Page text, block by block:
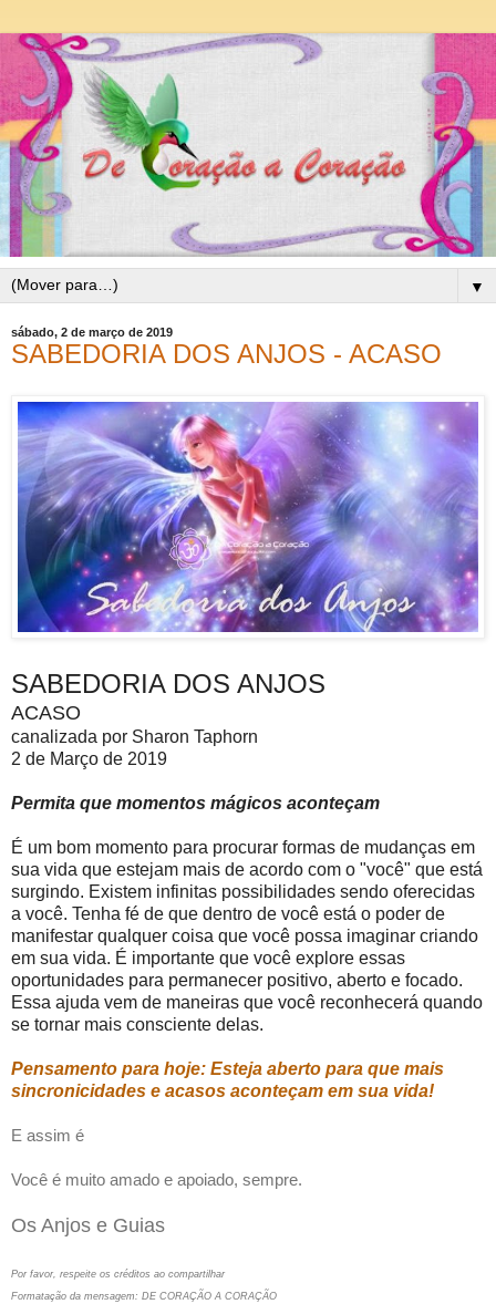
▼
sábado, 2 de março de 2019
SABEDORIA DOS ANJOS - ACASO
SABEDORIA DOS ANJOS
ACASO
canalizada por Sharon Taphorn
2 de Março de 2019
Permita que momentos mágicos aconteçam
É um bom momento para procurar formas de mudanças em
sua vida que estejam mais de acordo com o "você" que está
surgindo. Existem infinitas possibilidades sendo oferecidas
a você. Tenha fé de que dentro de você está o poder de
manifestar qualquer coisa que você possa imaginar criando
em sua vida. É importante que você explore essas
oportunidades para permanecer positivo, aberto e focado.
Essa ajuda vem de maneiras que você reconhecerá quando
se tornar mais consciente delas.
Pensamento para hoje: Esteja aberto para que mais
sincronicidades e acasos aconteçam em sua vida!
E assim é
Você é muito amado e apoiado, sempre.
Os Anjos e Guias
Por favor, respeite os créditos ao compartilhar
Formatação da mensagem: DE CORAÇÃO A CORAÇÃO